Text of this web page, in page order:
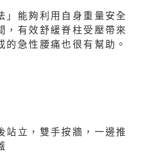
」能夠利用自身重量安全
，有效舒緩脊柱受壓帶來
的急性腰痛也很有幫助。
站立，雙手按牆，一邊推